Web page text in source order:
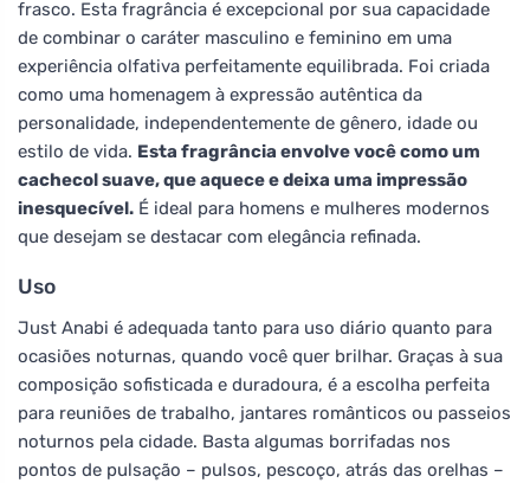
frasco. Esta fragrância é excepcional por sua capacidade
de combinar o caráter masculino e feminino em uma
experiência olfativa perfeitamente equilibrada. Foi criada
como uma homenagem à expressão autêntica da
personalidade, independentemente de gênero, idade ou
estilo de vida. Esta fragrância envolve você como um
cachecol suave, que aquece e deixa uma impressão
inesquecível. É ideal para homens e mulheres modernos
que desejam se destacar com elegância refinada.
Uso
Just Anabi é adequada tanto para uso diário quanto para
ocasiões noturnas, quando você quer brilhar. Graças à sua
composição sofisticada e duradoura, é a escolha perfeita
para reuniões de trabalho, jantares românticos ou passeios
noturnos pela cidade. Basta algumas borrifadas nos
pontos de pulsação – pulsos, pescoço, atrás das orelhas –